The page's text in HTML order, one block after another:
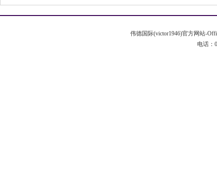
伟德国际(victor1946)官方网站-
电话：